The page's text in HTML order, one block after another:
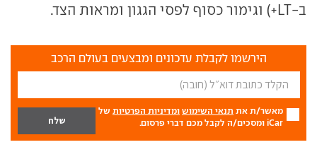
ב-LT+) וגימור כסוף לפסי הגגון ומראות הצד.
הירשמו לקבלת עדכונים ומבצעים בעולם הרכב
מאשר/ת את תנאי השימוש ומדיניות הפרטיות של
iCar ומסכים/ה לקבל מכם דברי פרסום.